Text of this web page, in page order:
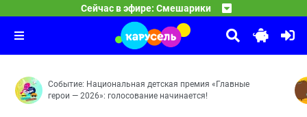
Сейчас в эфире: Смешарики
Смешарики
Бойкот — Невидимка — Сувенир — Фанерное солнце
10 ЛЕТ ВОЛШЕБСТВА. Сказочный патруль
Часовых дел мастерица — Доспехи богатыря — Баю-
Событие: Национальная детская премия «Главные
герои — 2026»: голосование начинается!